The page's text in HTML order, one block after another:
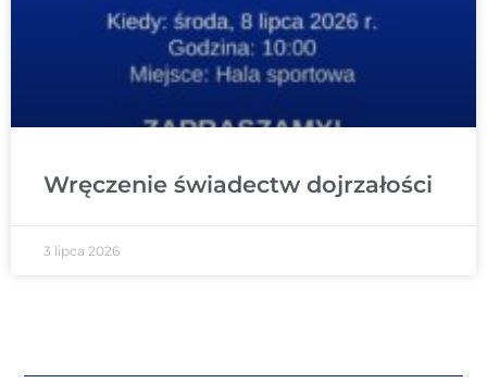
Wręczenie świadectw dojrzałości
3 lipca 2026